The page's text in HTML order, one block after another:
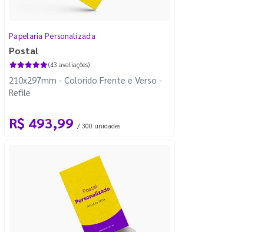
Papelaria Personalizada
Postal
(43 avaliações)
210x297mm - Colorido Frente e Verso -
Refile
R$ 493,99 / 300 unidades